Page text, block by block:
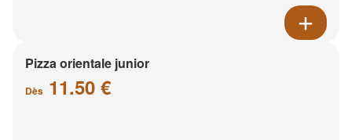
Pizza orientale junior
Dès 11.50 €